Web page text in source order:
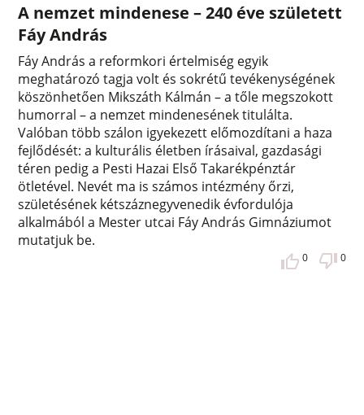
A nemzet mindenese – 240 éve született
Fáy András
Fáy András a reformkori értelmiség egyik
meghatározó tagja volt és sokrétű tevékenységének
köszönhetően Mikszáth Kálmán – a tőle megszokott
humorral – a nemzet mindenesének titulálta.
Valóban több szálon igyekezett előmozdítani a haza
fejlődését: a kulturális életben írásaival, gazdasági
téren pedig a Pesti Hazai Első Takarékpénztár
ötletével. Nevét ma is számos intézmény őrzi,
születésének kétszáznegyvenedik évfordulója
alkalmából a Mester utcai Fáy András Gimnáziumot
mutatjuk be.
0 0